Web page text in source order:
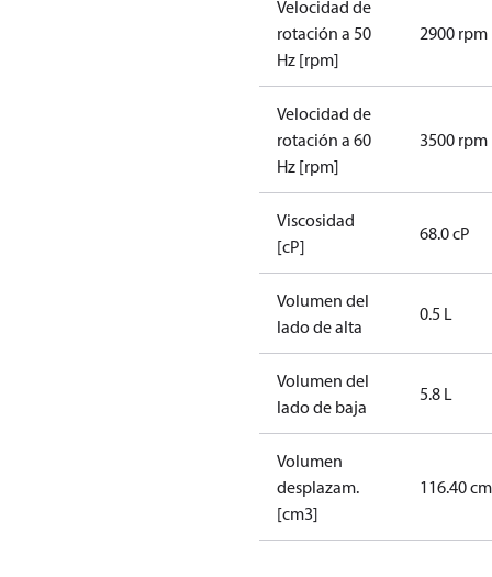
Velocidad de
rotación a 50
Hz [rpm]
2900 rpm
Velocidad de
rotación a 60
Hz [rpm]
3500 rpm
Viscosidad
[cP]
68.0 cP
Volumen del
lado de alta
0.5 L
Volumen del
lado de baja
5.8 L
Volumen
desplazam.
[cm3]
116.40